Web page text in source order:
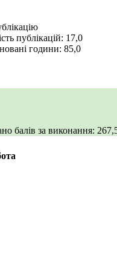
публікацій: 17,0
години: 85,0
балів за виконання: